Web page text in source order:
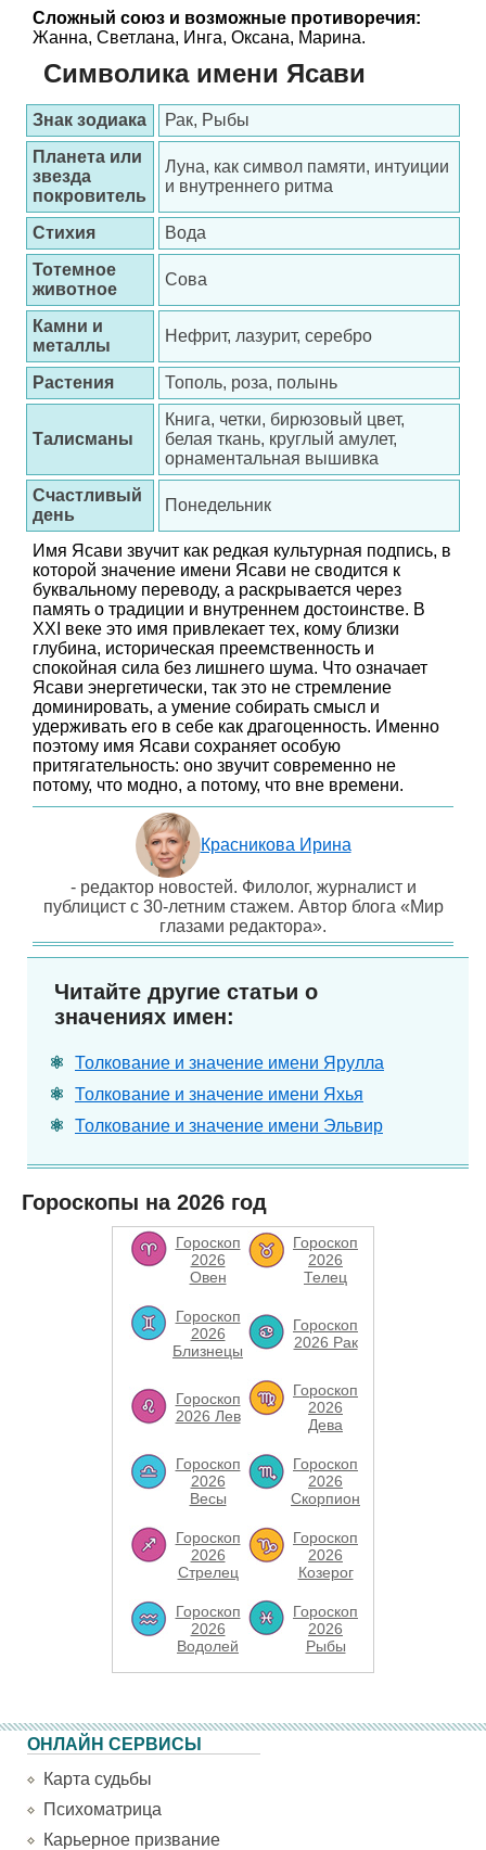
Сложный союз и возможные противоречия:
Жанна, Светлана, Инга, Оксана, Марина.
Символика имени Ясави
Знак зодиака
Рак, Рыбы
Планета или
звезда
покровитель
Луна, как символ памяти, интуиции
и внутреннего ритма
Стихия
Вода
Тотемное
животное
Сова
Камни и
металлы
Нефрит, лазурит, серебро
Растения Тополь, роза, полынь
Талисманы
Книга, четки, бирюзовый цвет,
белая ткань, круглый амулет,
орнаментальная вышивка
Счастливый
день
Понедельник
Имя Ясави звучит как редкая культурная подпись, в
которой значение имени Ясави не сводится к
буквальному переводу, а раскрывается через
память о традиции и внутреннем достоинстве. В
XXI веке это имя привлекает тех, кому близки
глубина, историческая преемственность и
спокойная сила без лишнего шума. Что означает
Ясави энергетически, так это не стремление
доминировать, а умение собирать смысл и
удерживать его в себе как драгоценность. Именно
поэтому имя Ясави сохраняет особую
притягательность: оно звучит современно не
потому, что модно, а потому, что вне времени.
Красникова Ирина
- редактор новостей. Филолог, журналист и
публицист с 30-летним стажем. Автор блога «Мир
глазами редактора».
Читайте другие статьи о
значениях имен:
Толкование и значение имени Ярулла
Толкование и значение имени Яхья
Толкование и значение имени Эльвир
Гороскопы на 2026 год
Гороскоп
2026
Овен
Гороскоп
2026
Телец
Гороскоп
2026
Близнецы
Гороскоп
2026 Рак
Гороскоп
2026 Лев
Гороскоп
2026
Дева
Гороскоп
2026
Весы
Гороскоп
2026
Скорпион
Гороскоп
2026
Стрелец
Гороскоп
2026
Козерог
Гороскоп
2026
Водолей
Гороскоп
2026
Рыбы
ОНЛАЙН СЕРВИСЫ
Карта судьбы
Психоматрица
Карьерное призвание